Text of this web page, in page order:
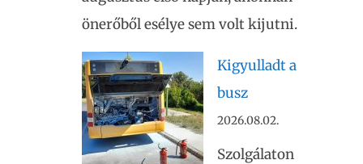
önerőből esélye sem volt kijutni.
Kigyulladt a
busz
2026.08.02.
Szolgálaton